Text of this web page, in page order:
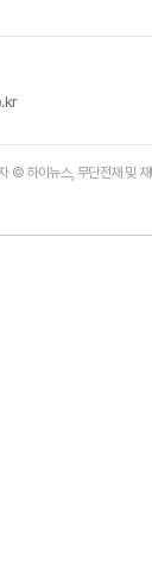
© 하이뉴스, 무단전재 및